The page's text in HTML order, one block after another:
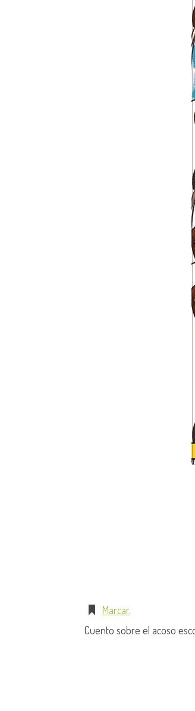
Marcar.
Cuento sobre el acoso